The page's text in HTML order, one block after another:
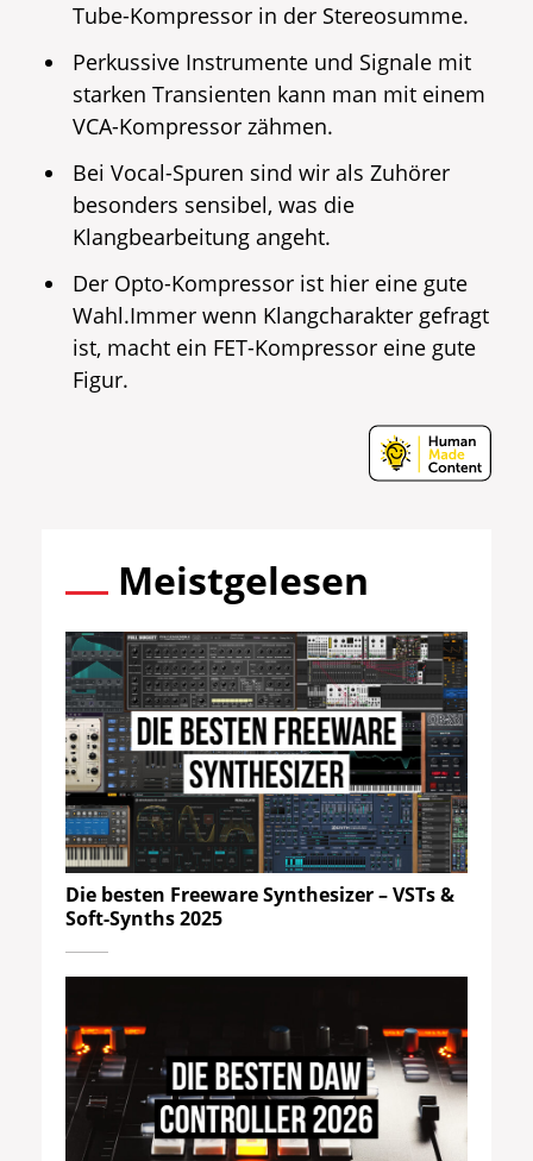
Tube-Kompressor in der Stereosumme.
Perkussive Instrumente und Signale mit
starken Transienten kann man mit einem
VCA-Kompressor zähmen.
Bei Vocal-Spuren sind wir als Zuhörer
besonders sensibel, was die
Klangbearbeitung angeht.
Der Opto-Kompressor ist hier eine gute
Wahl.Immer wenn Klangcharakter gefragt
ist, macht ein FET-Kompressor eine gute
Figur.
Meistgelesen
Die besten Freeware Synthesizer – VSTs &
Soft-Synths 2025